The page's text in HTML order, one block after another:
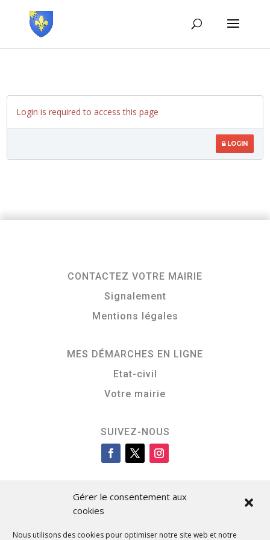
Gérer le consentement aux
cookies
Nous utilisons des cookies pour optimiser notre site web et notre
Login is required to access this page
LOGIN
CONTACTEZ VOTRE MAIRIE
Signalement
Mentions légales
MES DÉMARCHES EN LIGNE
Etat-civil
Votre mairie
SUIVEZ-NOUS